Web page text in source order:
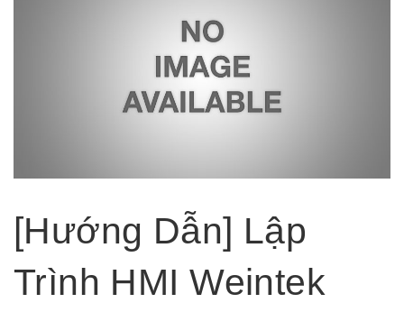
[Hướng Dẫn] Lập
Trình HMI Weintek